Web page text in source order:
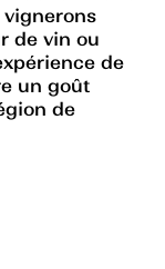
de vin ou
de
un goût
de